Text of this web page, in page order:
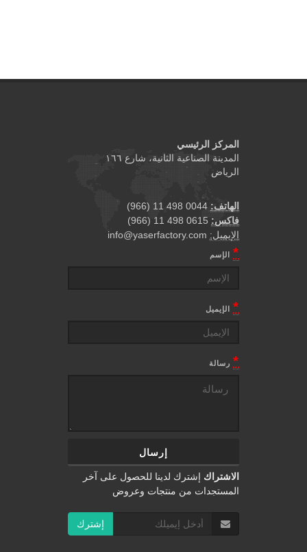
المركز الرئيسي
المدينة الصناعية الثانية، شارع ١٦٦
الرياض
الهاتف:
فاكس:
الإيميل:
* الإسم
* الإيميل
* رسالة
الاشتراك إشترك لدينا للحصول على آخر
المستجدات من منتجات وعروض
إشترك